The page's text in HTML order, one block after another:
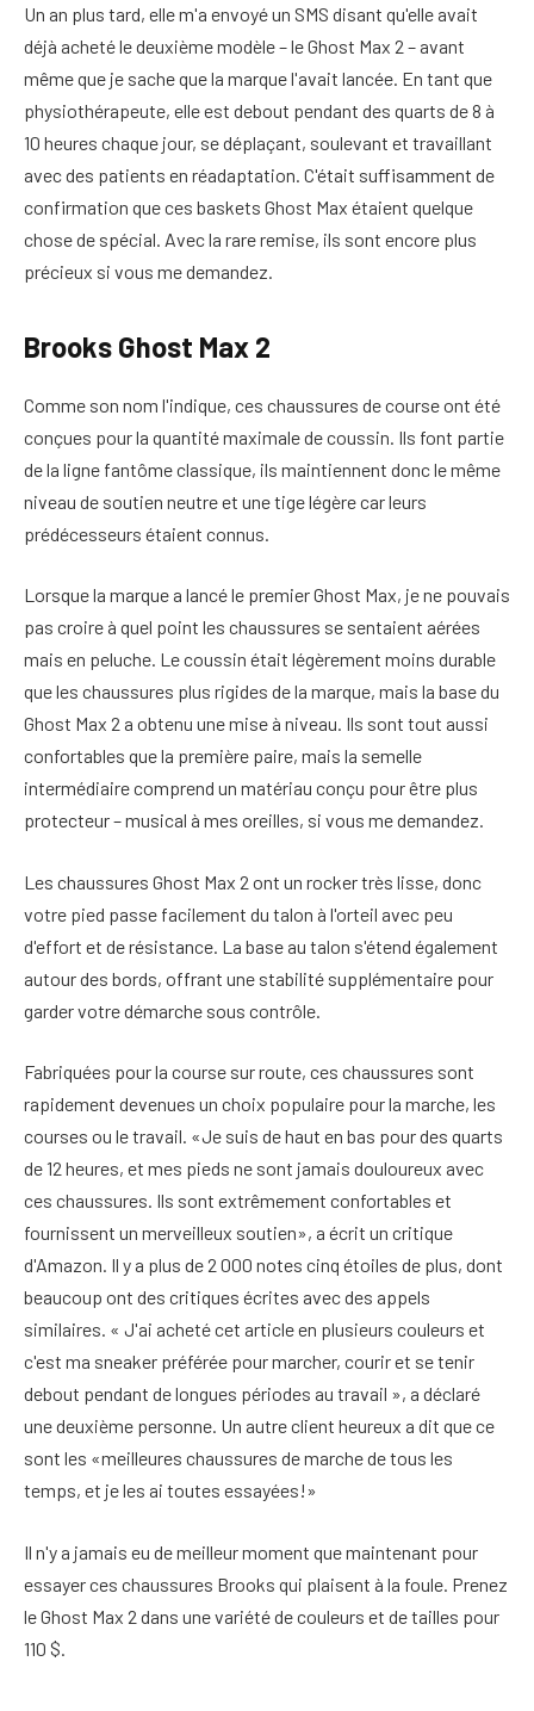
Un an plus tard, elle m'a envoyé un SMS disant qu'elle avait
déjà acheté le deuxième modèle – le Ghost Max 2 – avant
même que je sache que la marque l'avait lancée. En tant que
physiothérapeute, elle est debout pendant des quarts de 8 à
10 heures chaque jour, se déplaçant, soulevant et travaillant
avec des patients en réadaptation. C'était suffisamment de
confirmation que ces baskets Ghost Max étaient quelque
chose de spécial. Avec la rare remise, ils sont encore plus
précieux si vous me demandez.
Brooks Ghost Max 2
Comme son nom l'indique, ces chaussures de course ont été
conçues pour la quantité maximale de coussin. Ils font partie
de la ligne fantôme classique, ils maintiennent donc le même
niveau de soutien neutre et une tige légère car leurs
prédécesseurs étaient connus.
Lorsque la marque a lancé le premier Ghost Max, je ne pouvais
pas croire à quel point les chaussures se sentaient aérées
mais en peluche. Le coussin était légèrement moins durable
que les chaussures plus rigides de la marque, mais la base du
Ghost Max 2 a obtenu une mise à niveau. Ils sont tout aussi
confortables que la première paire, mais la semelle
intermédiaire comprend un matériau conçu pour être plus
protecteur – musical à mes oreilles, si vous me demandez.
Les chaussures Ghost Max 2 ont un rocker très lisse, donc
votre pied passe facilement du talon à l'orteil avec peu
d'effort et de résistance. La base au talon s'étend également
autour des bords, offrant une stabilité supplémentaire pour
garder votre démarche sous contrôle.
Fabriquées pour la course sur route, ces chaussures sont
rapidement devenues un choix populaire pour la marche, les
courses ou le travail. «Je suis de haut en bas pour des quarts
de 12 heures, et mes pieds ne sont jamais douloureux avec
ces chaussures. Ils sont extrêmement confortables et
fournissent un merveilleux soutien», a écrit un critique
d'Amazon. Il y a plus de 2 000 notes cinq étoiles de plus, dont
beaucoup ont des critiques écrites avec des appels
similaires. « J'ai acheté cet article en plusieurs couleurs et
c'est ma sneaker préférée pour marcher, courir et se tenir
debout pendant de longues périodes au travail », a déclaré
une deuxième personne. Un autre client heureux a dit que ce
sont les «meilleures chaussures de marche de tous les
temps, et je les ai toutes essayées!»
Il n'y a jamais eu de meilleur moment que maintenant pour
essayer ces chaussures Brooks qui plaisent à la foule. Prenez
le Ghost Max 2 dans une variété de couleurs et de tailles pour
110 $.